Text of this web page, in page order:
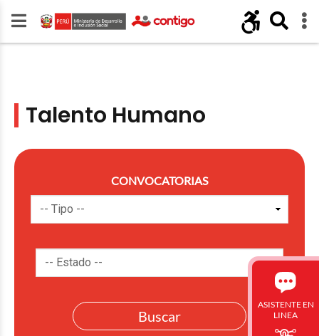
Talento Humano
CONVOCATORIAS
ASISTENTE EN
LINEA